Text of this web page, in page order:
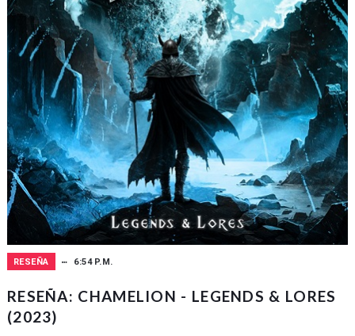
RESEÑA 6:54 P.M.
RESEÑA: CHAMELION - LEGENDS & LORES
(2023)